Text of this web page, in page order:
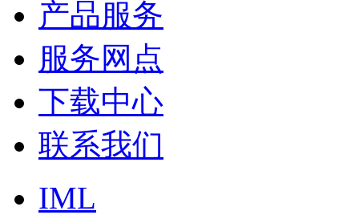
产品服务
服务网点
下载中心
联系我们
IML